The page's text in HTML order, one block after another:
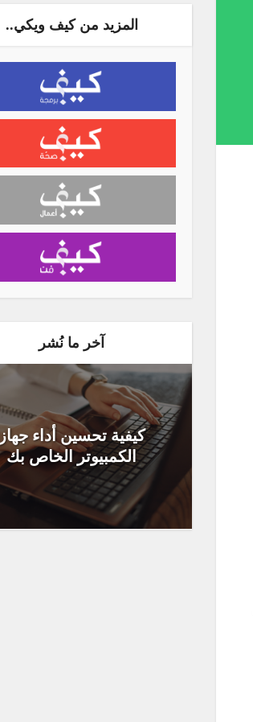
المزيد من كيف ويكي..
آخر ما نُشر
كيفية تحسين أداء جهاز
الكمبيوتر الخاص بك